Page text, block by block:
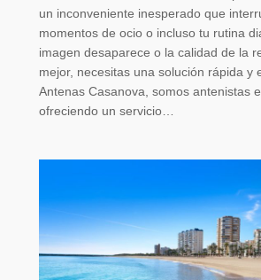
un inconveniente inesperado que
momentos de ocio o incluso tu rutina
imagen desaparece o la calidad de la
mejor, necesitas una solución rápida y
Antenas Casanova, somos antenistas
ofreciendo un servicio…